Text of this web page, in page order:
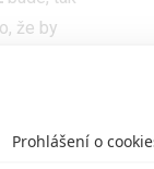
že by
natočí ji.
O ději
Prohlášení o